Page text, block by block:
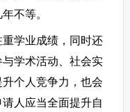
不等。
学业成绩，同时还
学术活动、社会实
个人竞争力，也会
人应当全面提升自